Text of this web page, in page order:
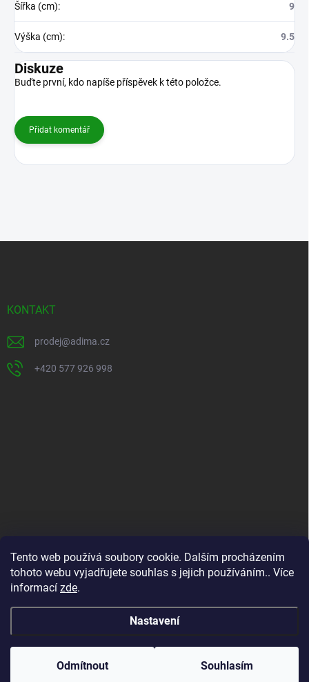
Tento web používá soubory cookie. Dalším procházením
tohoto webu vyjadřujete souhlas s jejich používáním.. Více
informací zde.
Nastavení
Odmítnout Souhlasím
Šířka (cm): 9
Výška (cm): 9.5
Diskuze
Buďte první, kdo napíše příspěvek k této položce.
Přidat komentář
KONTAKT
prodej@adima.cz
+420 577 926 998
Kontakty
Formuláře ke stažení
Copyright 2026 ADIMA BRÁZDIL . Všechna práva vyhrazena.